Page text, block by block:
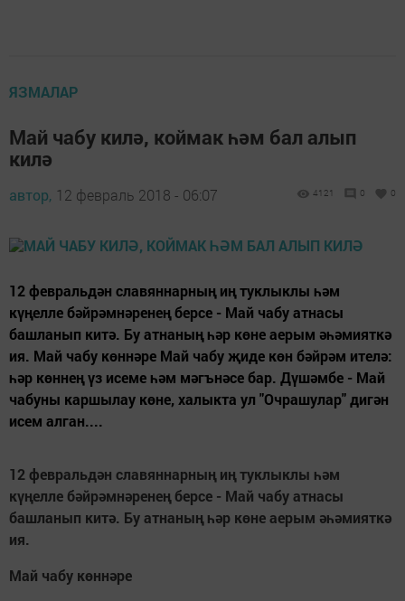
ЯЗМАЛАР
Май чабу килә, коймак һәм бал алып
килә
автор, 12 февраль 2018 - 06:07 4121 0 0
12 февральдән славяннарның иң туклыклы һәм
күңелле бәйрәмнәренең берсе - Май чабу атнасы
башланып китә. Бу атнаның һәр көне аерым әһәмияткә
ия. Май чабу көннәре Май чабу җиде көн бәйрәм ителә:
һәр көннең үз исеме һәм мәгънәсе бар. Дүшәмбе - Май
чабуны каршылау көне, халыкта ул "Очрашулар" дигән
исем алган....
12 февральдән славяннарның иң туклыклы һәм
күңелле бәйрәмнәренең берсе - Май чабу атнасы
башланып китә. Бу атнаның һәр көне аерым әһәмияткә
ия.
Май чабу көннәре